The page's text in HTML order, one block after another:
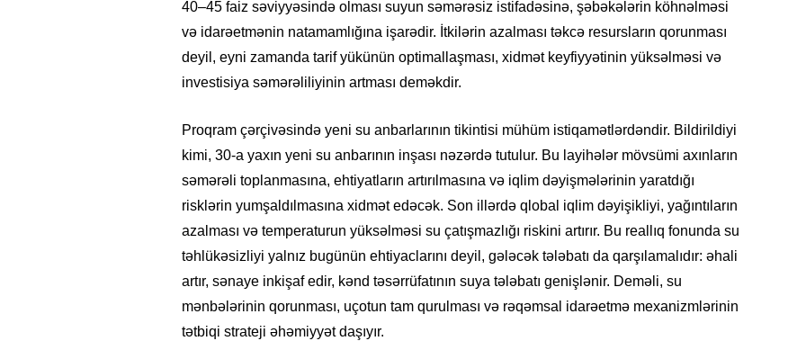
40–45 faiz səviyyəsində olması suyun səmərəsiz istifadəsinə, şəbəkələrin köhnəlməsi
və idarəetmənin natamamlığına işarədir. İtkilərin azalması təkcə resursların qorunması
deyil, eyni zamanda tarif yükünün optimallaşması, xidmət keyfiyyətinin yüksəlməsi və
investisiya səmərəliliyinin artması deməkdir.
Proqram çərçivəsində yeni su anbarlarının tikintisi mühüm istiqamətlərdəndir. Bildirildiyi
kimi, 30-a yaxın yeni su anbarının inşası nəzərdə tutulur. Bu layihələr mövsümi axınların
səmərəli toplanmasına, ehtiyatların artırılmasına və iqlim dəyişmələrinin yaratdığı
risklərin yumşaldılmasına xidmət edəcək. Son illərdə qlobal iqlim dəyişikliyi, yağıntıların
azalması və temperaturun yüksəlməsi su çatışmazlığı riskini artırır. Bu reallıq fonunda su
təhlükəsizliyi yalnız bugünün ehtiyaclarını deyil, gələcək tələbatı da qarşılamalıdır: əhali
artır, sənaye inkişaf edir, kənd təsərrüfatının suya tələbatı genişlənir. Deməli, su
mənbələrinin qorunması, uçotun tam qurulması və rəqəmsal idarəetmə mexanizmlərinin
tətbiqi strateji əhəmiyyət daşıyır.